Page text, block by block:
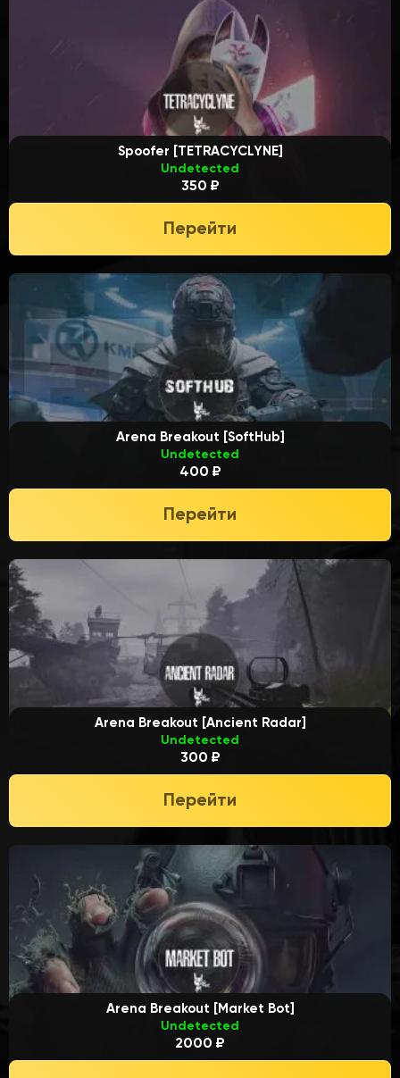
Spoofer [TETRACYCLYNE]
Undetected
350 ₽
Перейти
Arena Breakout [SoftHub]
Undetected
400 ₽
Перейти
Arena Breakout [Ancient Radar]
Undetected
300 ₽
Перейти
Arena Breakout [Market Bot]
Undetected
2000 ₽